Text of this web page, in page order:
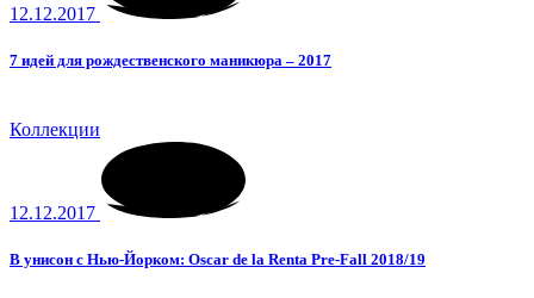
12.12.2017
7 идей для рождественского маникюра – 2017
Коллекции
12.12.2017
В унисон с Нью-Йорком: Oscar de la Renta Pre-Fall 2018/19